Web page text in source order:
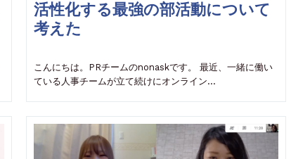
活性化する最強の部活動について
考えた
こんにちは。PRチームのnonaskです。 最近、一緒に働い
ている人事チームが立て続けにオンライン…